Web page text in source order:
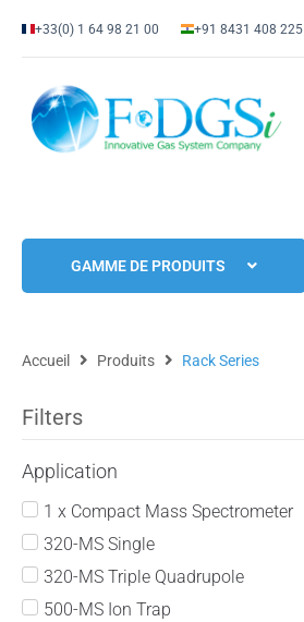
+33(0) 1 64 98 21 00 +91 8431 408 225
GAMME DE PRODUITS
Accueil Produits Rack Series
Filters
Application
1 x Compact Mass Spectrometer
320-MS Single
320-MS Triple Quadrupole
500-MS Ion Trap